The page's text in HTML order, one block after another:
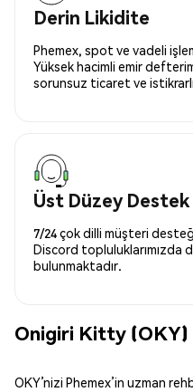
Derin Likidite
Phemex, spot ve vadeli
Yüksek hacimli emir
sorunsuz ticaret ve
Üst Düzey Destek
7/24 çok dilli müşteri
Discord topluluklarımızda
bulunmaktadır.
Onigiri Kitty (OKY)
OKY’nizi Phemex’in uzman